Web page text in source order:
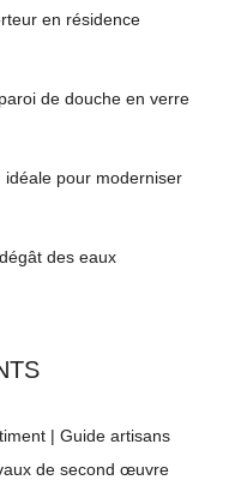
en résidence
de douche en verre
idéale pour moderniser
des eaux
| Guide artisans
de second œuvre